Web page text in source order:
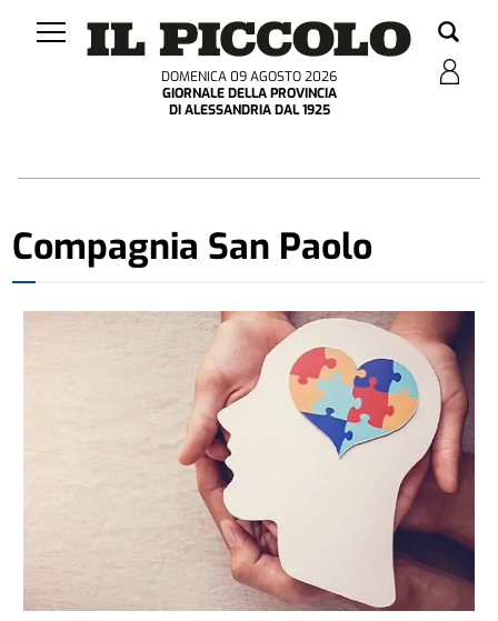
DOMENICA 09 AGOSTO 2026
GIORNALE DELLA PROVINCIA
DI ALESSANDRIA DAL 1925
Compagnia San Paolo